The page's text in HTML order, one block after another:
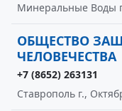
Минеральные Воды
ОБЩЕСТВО
ЧЕЛОВЕЧЕСТВА
+7 (8652) 263131
Ставрополь г.,